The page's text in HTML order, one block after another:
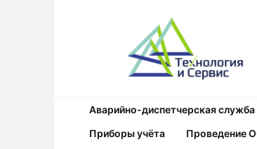
Аварийно-диспетчерская
Приборы учёта
Проведение